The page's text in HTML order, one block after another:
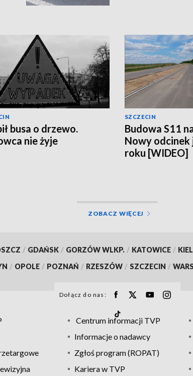
busa o drzewo.
nie żyje
SZCZECIN
Budowa S11
Nowy odcinek
roku [WIDEO]
ZOBACZ WIĘCEJ
/ GDAŃSK / GORZÓW WLKP. / KATOWICE /
/ OPOLE / POZNAŃ / RZESZÓW / SZCZECIN /
Dołącz do nas:
Centrum informacji TVP
Informacje o nadawcy
Zgłoś program (ROPAT)
Kariera w TVP